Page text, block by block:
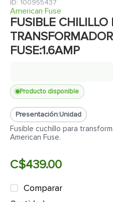
: 100955437
American Fuse
FUSIBLE CHILILLO
FUSE:1.6AMP
Producto disponible
Presentación:Unidad
Fusible cuchillo para
American Fuse.
C$439.00
Comparar